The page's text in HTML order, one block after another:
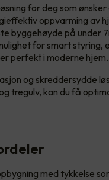
for deg som
oppvarming av
byggehøyde på under
for smart styring,
perfekt i moderne hjem.
og skreddersydde
tregulv, kan du få
med tykkelse